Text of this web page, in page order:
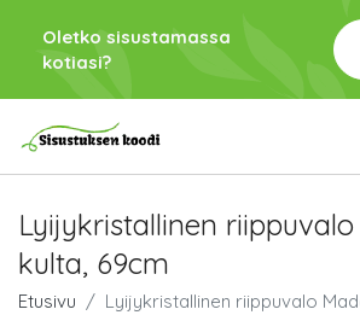
Oletko sisustamassa
kotiasi?
Lyijykristallinen
kulta, 69cm
Etusivu Lyijykristallinen riippuvalo